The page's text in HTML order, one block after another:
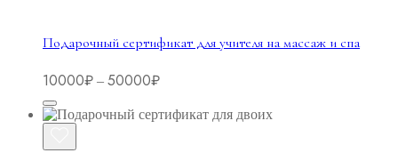
Подарочный сертификат для учителя на массаж и спа
10000₽ – 50000₽Диапазон
10000₽